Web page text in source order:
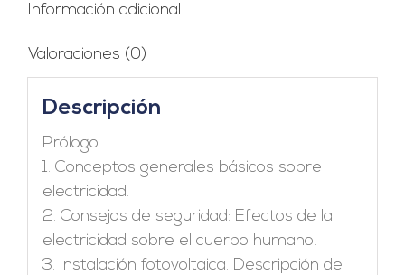
Información adicional
Valoraciones (0)
Descripción
Prólogo
1. Conceptos generales básicos sobre
electricidad.
2. Consejos de seguridad: Efectos de la
electricidad sobre el cuerpo humano.
3. Instalación fotovoltaica. Descripción de